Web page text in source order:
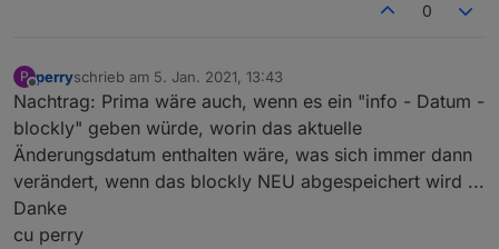
0
P
Offline
perryschrieb am 5. Jan. 2021, 13:43
zuletzt editiert von
Nachtrag: Prima wäre auch, wenn es ein "info - Datum -
blockly" geben würde, worin das aktuelle
Änderungsdatum enthalten wäre, was sich immer dann
verändert, wenn das blockly NEU abgespeichert wird ...
Danke
cu perry